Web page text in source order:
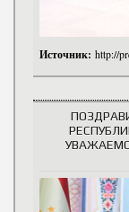
Источник: http://